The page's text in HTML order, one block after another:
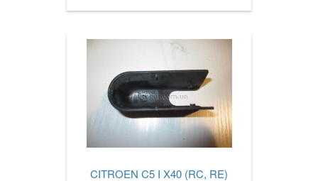
CITROEN C5 I X40 (RC, RE)